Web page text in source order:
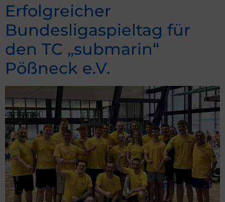
Erfolgreicher
Bundesligaspieltag für
den TC „submarin“
Pößneck e.V.